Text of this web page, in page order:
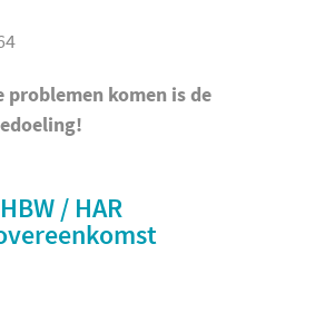
problemen komen is de
/ HAR